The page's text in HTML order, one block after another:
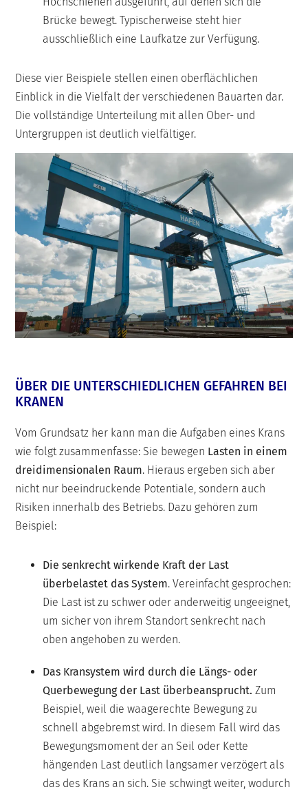
Brücke bewegt. Typischerweise steht hier
ausschließlich eine Laufkatze zur Verfügung.
Diese vier Beispiele stellen einen oberflächlichen
Einblick in die Vielfalt der verschiedenen Bauarten dar.
Die vollständige Unterteilung mit allen Ober- und
Untergruppen ist deutlich vielfältiger.
ÜBER DIE UNTERSCHIEDLICHEN GEFAHREN BEI
KRANEN
Vom Grundsatz her kann man die Aufgaben eines Krans
wie folgt zusammenfasse: Sie bewegen Lasten in einem
dreidimensionalen Raum. Hieraus ergeben sich aber
nicht nur beeindruckende Potentiale, sondern auch
Risiken innerhalb des Betriebs. Dazu gehören zum
Beispiel:
Die senkrecht wirkende Kraft der Last
überbelastet das System. Vereinfacht gesprochen:
Die Last ist zu schwer oder anderweitig ungeeignet,
um sicher von ihrem Standort senkrecht nach
oben angehoben zu werden.
Das Kransystem wird durch die Längs- oder
Querbewegung der Last überbeansprucht.Zum
Beispiel, weil die waagerechte Bewegung zu
schnell abgebremst wird. In diesem Fall wird das
Bewegungsmoment der an Seil oder Kette
hängenden Last deutlich langsamer verzögert als
das des Krans an sich. Sie schwingt weiter, wodurch